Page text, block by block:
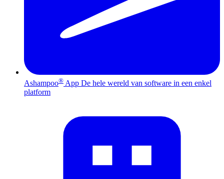
Ashampoo® App De hele wereld van software in een enkel
platform